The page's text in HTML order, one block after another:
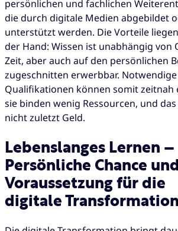
persönlichen und fachlichen
die durch digitale Medien abgebildet
unterstützt werden. Die Vorteile
der Hand: Wissen ist unabhängig von
Zeit, aber auch auf den persönlichen
zugeschnitten erwerbbar. Notwendige
Qualifikationen können somit zeitnah
sie binden wenig Ressourcen, und
nicht zuletzt Geld.
Lebenslanges Lernen –
Persönliche Chance und
Voraussetzung für die
digitale Transformation